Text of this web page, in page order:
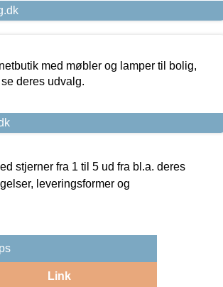
med møbler og lamper til bolig,
deres udvalg.
stjerner fra 1 til 5 ud fra bl.a. deres
leveringsformer og
Link